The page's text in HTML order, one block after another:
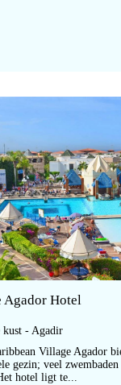
Agador Hotel
kust - Agadir
Village Agador
gezin; veel
hotel ligt te...